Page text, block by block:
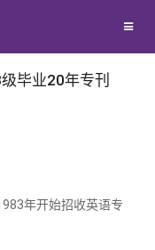
毕业20年专刊
年开始招收英语专